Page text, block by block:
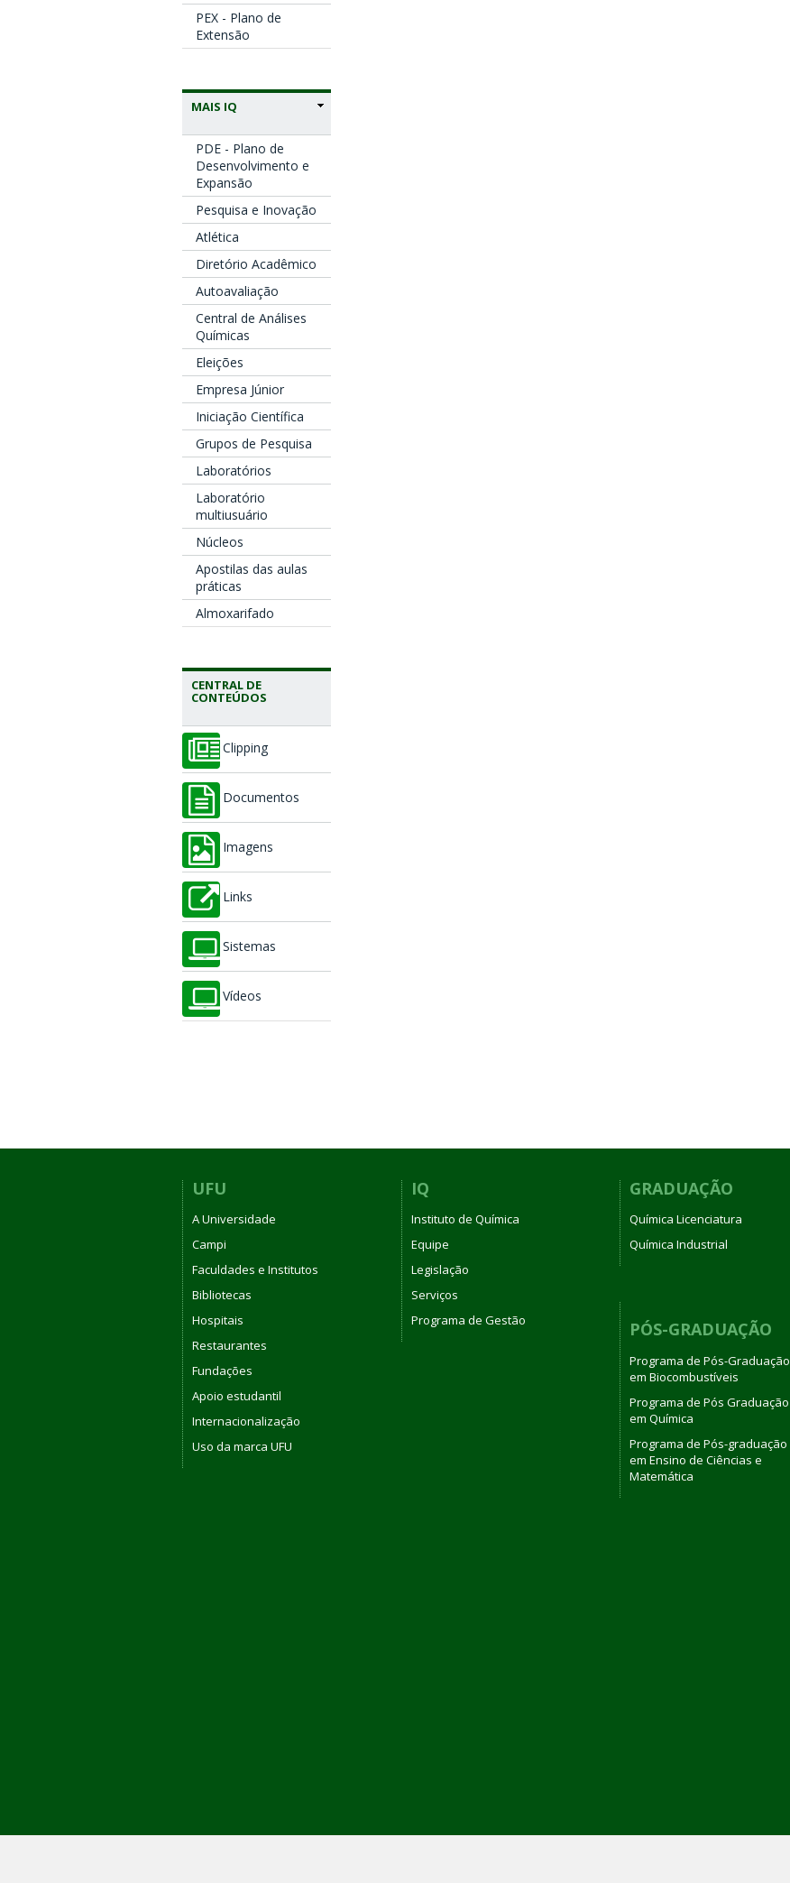
PEX - Plano de
Extensão
MAIS IQ
PDE - Plano de
Desenvolvimento e
Expansão
Pesquisa e Inovação
Atlética
Diretório Acadêmico
Autoavaliação
Central de Análises
Químicas
Eleições
Empresa Júnior
Iniciação Científica
Grupos de Pesquisa
Laboratórios
Laboratório
multiusuário
Núcleos
Apostilas das aulas
práticas
Almoxarifado
CENTRAL DE
CONTEÚDOS
Clipping
Documentos
Imagens
Links
Sistemas
Vídeos
UFU
A Universidade
Campi
Faculdades e Institutos
Bibliotecas
Hospitais
Restaurantes
Fundações
Apoio estudantil
Internacionalização
Uso da marca UFU
IQ
Instituto de Química
Equipe
Legislação
Serviços
Programa de Gestão
GRADUAÇÃO
Química Licenciatura
Química Industrial
PÓS-GRADUAÇÃO
Programa de Pós-Graduação
em Biocombustíveis
Programa de Pós Graduação
em Química
Programa de Pós-graduação
em Ensino de Ciências e
Matemática